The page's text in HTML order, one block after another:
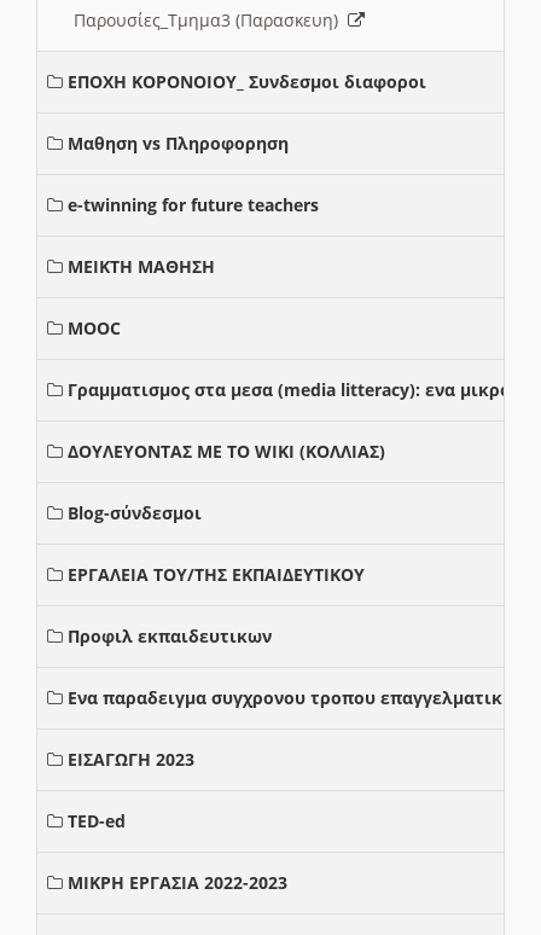
Παρουσίες_Τμημα3 (Παρασκευη)
ΕΠΟΧΗ ΚΟΡΟΝΟΙΟΥ_ Συνδεσμοι διαφοροι
Μαθηση vs Πληροφορηση
e-twinning for future teachers
ΜΕΙΚΤΗ ΜΑΘΗΣΗ
MOOC
Γραμματισμος στα μεσα (media litteracy): ενα μικρο
ΔΟΥΛΕΥΟΝΤΑΣ ΜΕ ΤΟ WIKI (ΚΟΛΛΙΑΣ)
Blog-σύνδεσμοι
ΕΡΓΑΛΕΙΑ ΤΟΥ/ΤΗΣ ΕΚΠΑΙΔΕΥΤΙΚΟΥ
Προφιλ εκπαιδευτικων
Ενα παραδειγμα συγχρονου τροπου επαγγελματικης
ΕΙΣΑΓΩΓΗ 2023
TED-ed
ΜΙΚΡΗ ΕΡΓΑΣΙΑ 2022-2023